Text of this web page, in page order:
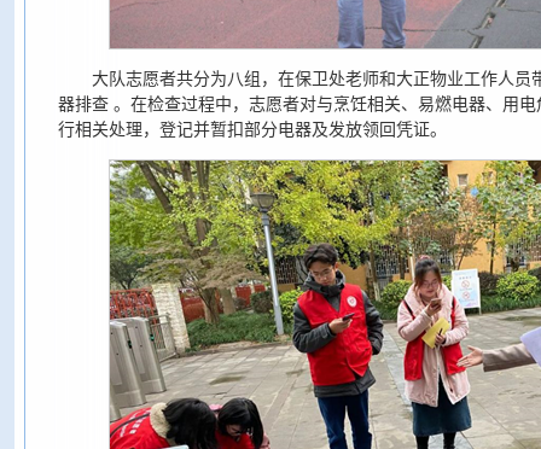
大队志愿者共分为八组，在保卫处老师和大正物业工作人员
器排查 。在检查过程中，志愿者对与烹饪相关、易燃电器、用
行相关处理，登记并暂扣部分电器及发放领回凭证。